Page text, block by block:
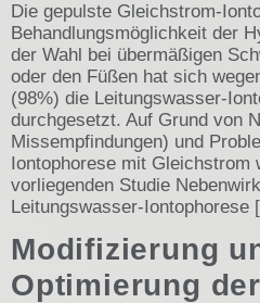
Die gepulste Gleichstrom-
Behandlungsmöglichkeit der
der Wahl bei übermäßigen
oder den Füßen hat sich
(98%) die Leitungswasser-
durchgesetzt. Auf Grund von
Missempfindungen) und
Iontophorese mit Gleichstrom
vorliegenden Studie
Leitungswasser-
Modifizierung
Optimierung der